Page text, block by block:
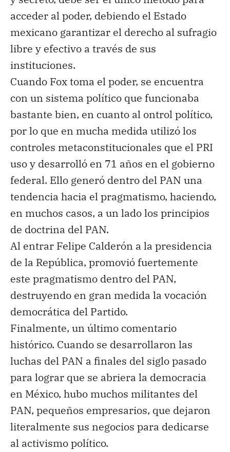
acceder al poder, debiendo el Estado
mexicano garantizar el derecho al sufragio
libre y efectivo a través de sus
instituciones.
Cuando Fox toma el poder, se encuentra
con un sistema político que funcionaba
bastante bien, en cuanto al ontrol político,
por lo que en mucha medida utilizólos
controles metaconstitucionales que el PRI
uso y desarrolló en 71 años en el gobierno
federal. Ello generó dentro del PAN una
tendencia hacia el pragmatismo, haciendo,
en muchos casos, a un ladolos principios
de doctrina del PAN.
Al entrar Felipe Calderón a la presidencia
de la República, promovió fuertemente
este pragmatismo dentro del PAN,
destruyendo en gran medida la vocación
democrática del Partido.
Finalmente, un último comentario
histórico. Cuando se desarrollaron las
luchas del PAN a finales del siglo pasado
para lograr que se abriera la democracia
en México, hubo muchos militantes del
PAN, pequeños empresarios, que dejaron
literalmente sus negocios para dedicarse
al activismo político.